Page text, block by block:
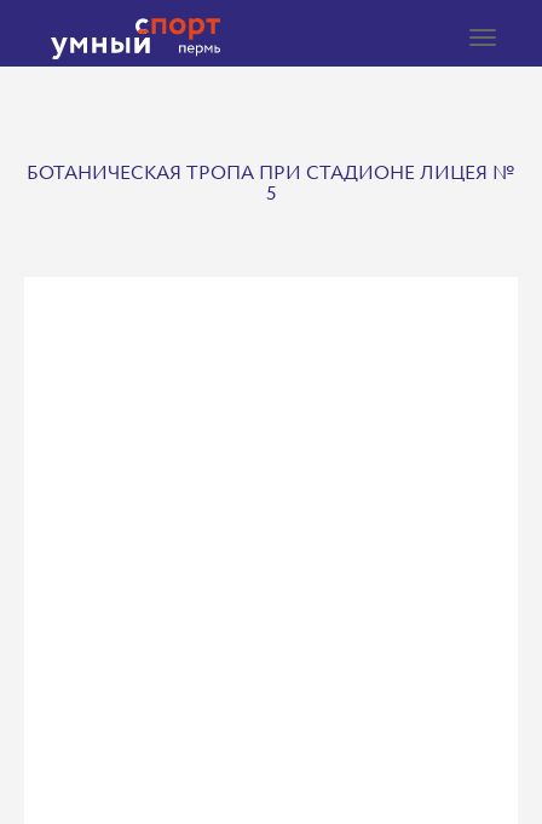
Toggle
БОТАНИЧЕСКАЯ ТРОПА ПРИ СТАДИОНЕ ЛИЦЕЯ №
5